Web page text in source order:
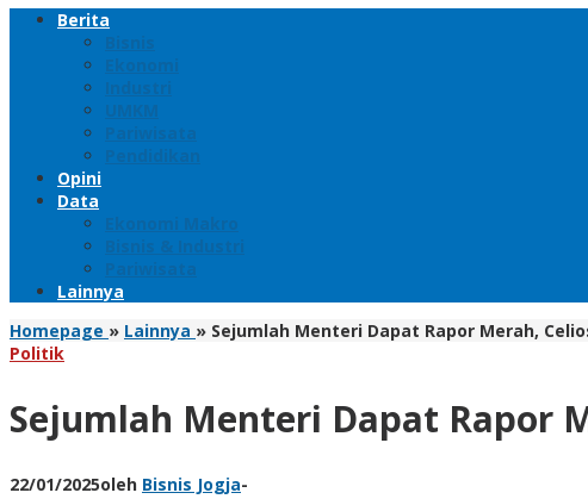
Berita
Bisnis
Ekonomi
Industri
UMKM
Pariwisata
Pendidikan
Opini
Data
Ekonomi Makro
Bisnis & Industri
Pariwisata
Lainnya
Homepage » Lainnya » Sejumlah Menteri Dapat Rapor Merah,
Politik
Sejumlah Menteri Dapat Rapor
22/01/2025oleh Bisnis Jogja-